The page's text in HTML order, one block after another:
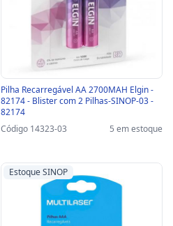
Pilha Recarregável AA 2700MAH Elgin -
82174 - Blister com 2 Pilhas-SINOP-03 -
82174
Código 14323-03
5 em estoque
Estoque SINOP